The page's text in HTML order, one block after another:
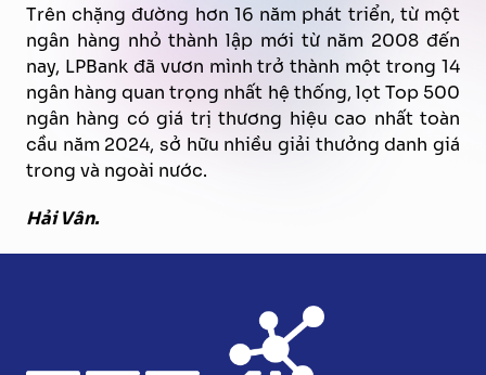
Trên chặng đường hơn 16 năm phát triển, từ một
ngân hàng nhỏ thành lập mới từ năm 2008 đến
nay, LPBank đã vươn mình trở thành một trong 14
ngân hàng quan trọng nhất hệ thống, lọt Top 500
ngân hàng có giá trị thương hiệu cao nhất toàn
cầu năm 2024, sở hữu nhiều giải thưởng danh giá
trong và ngoài nước.
Hải Vân.